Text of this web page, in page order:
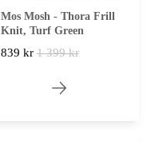
Mos Mosh - Thora Frill
Knit, Turf Green
839 kr 1 399 kr